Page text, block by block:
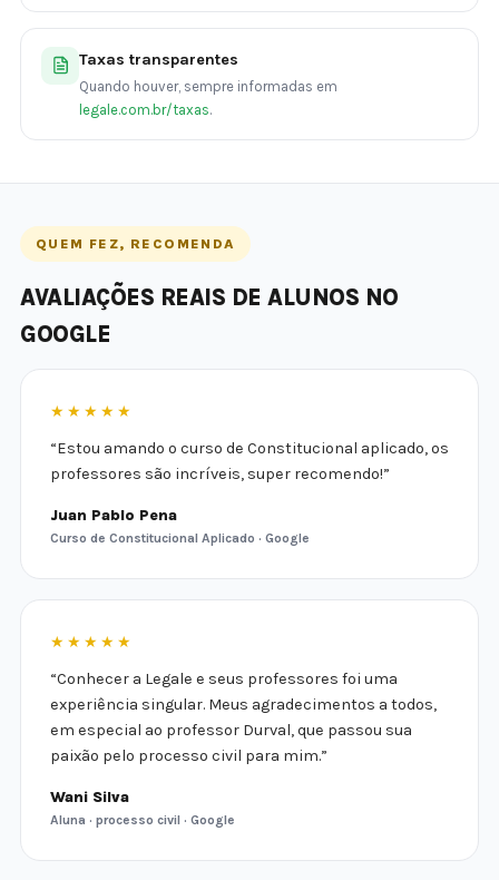
Taxas transparentes
Quando houver, sempre informadas em
legale.com.br/taxas.
QUEM FEZ, RECOMENDA
AVALIAÇÕES REAIS DE ALUNOS NO
GOOGLE
★★★★★
“Estou amando o curso de Constitucional aplicado, os
professores são incríveis, super recomendo!”
Juan Pablo Pena
Curso de Constitucional Aplicado · Google
★★★★★
“Conhecer a Legale e seus professores foi uma
experiência singular. Meus agradecimentos a todos,
em especial ao professor Durval, que passou sua
paixão pelo processo civil para mim.”
Wani Silva
Aluna · processo civil · Google